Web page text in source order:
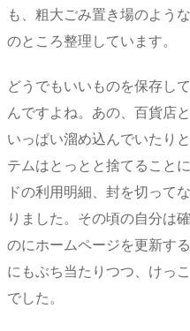
も、粗大ごみ置き場のよう
のところ整理しています。
どうでもいいものを保存し
んですよね。あの、百貨店
いっぱい溜め込んでいたり
テムはとっとと捨てること
ドの利用明細、封を切って
りました。その頃の自分は
のにホームページを更新す
にもぶち当たりつつ、けっ
でした。